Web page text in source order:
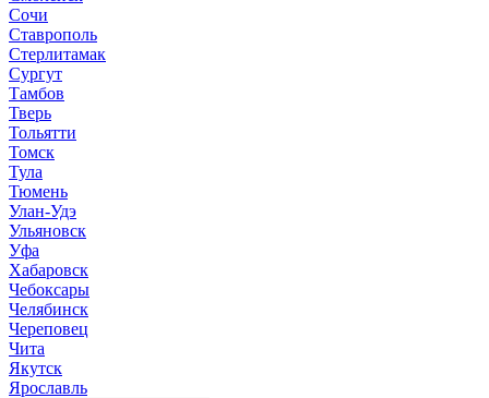
Сочи
Ставрополь
Стерлитамак
Сургут
Тамбов
Тверь
Тольятти
Томск
Тула
Тюмень
Улан-Удэ
Ульяновск
Уфа
Хабаровск
Чебоксары
Челябинск
Череповец
Чита
Якутск
Ярославль